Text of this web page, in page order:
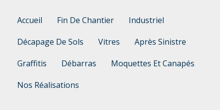
Accueil Fin De Chantier
Industriel
Décapage De Sols
Vitres
Après Sinistre
Graffitis
Débarras
Moquettes Et Canapés
Nos Réalisations